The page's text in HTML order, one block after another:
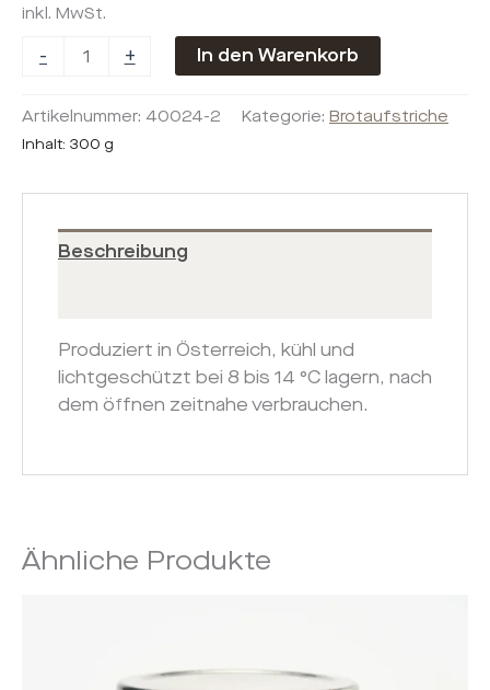
inkl. MwSt.
- + In den Warenkorb
Artikelnummer: 40024-2 Kategorie: Brotaufstriche
Inhalt: 300 g
Beschreibung
Produziert in Österreich, kühl und
lichtgeschützt bei 8 bis 14 °C lagern, nach
dem öffnen zeitnahe verbrauchen.
Ähnliche Produkte